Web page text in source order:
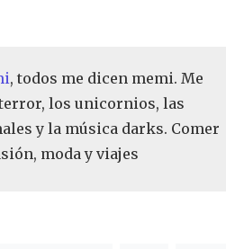
, todos me dicen memi. Me
los unicornios, las
y la música darks. Comer
moda y viajes